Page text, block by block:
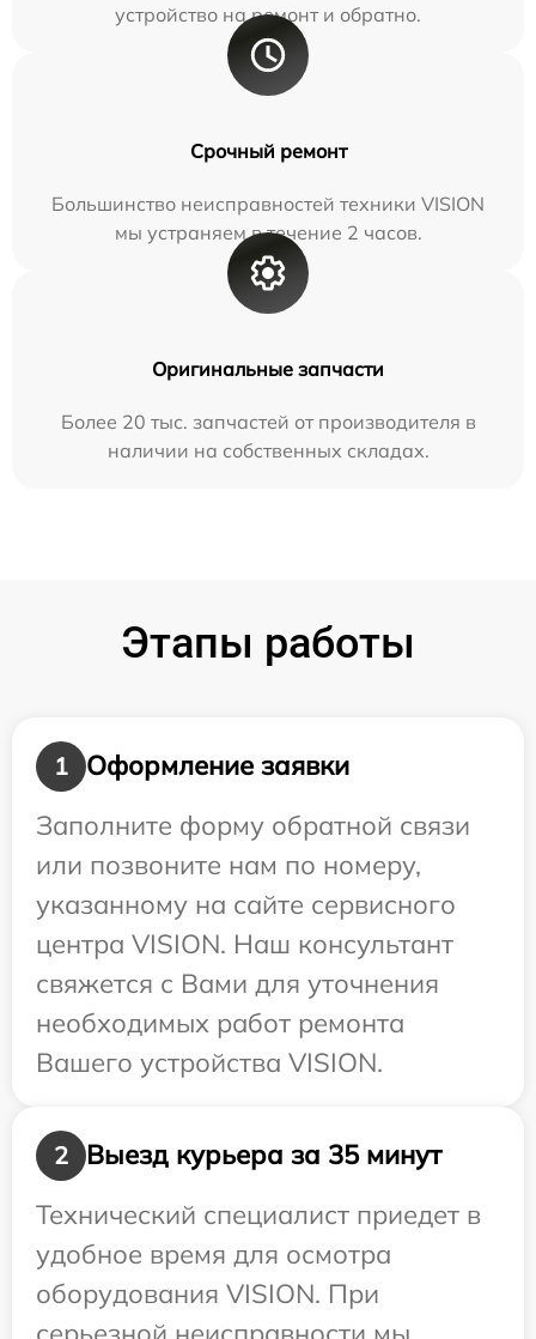
устройство на ремонт и обратно.
Срочный ремонт
Большинство неисправностей техники VISION
мы устраняем в течение 2 часов.
Оригинальные запчасти
Более 20 тыс. запчастей от производителя в
наличии на собственных складах.
Этапы работы
1
Оформление заявки
Заполните форму обратной связи
или позвоните нам по номеру,
указанному на сайте сервисного
центра VISION. Наш консультант
свяжется с Вами для уточнения
необходимых работ ремонта
Вашего устройства VISION.
2
Выезд курьера за 35 минут
Технический специалист приедет в
удобное время для осмотра
оборудования VISION. При